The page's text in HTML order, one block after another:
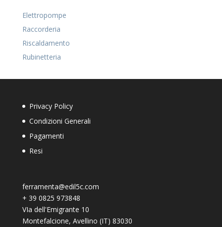
Elettropompe
Raccorderia
Riscaldamento
Rubinetteria
Privacy Policy
Condizioni Generali
Pagamenti
Resi
ferramenta@edil5c.com
+ 39 0825 973848
VIa dell'Emigrante 10
Montefalcione, Avellino (IT) 83030